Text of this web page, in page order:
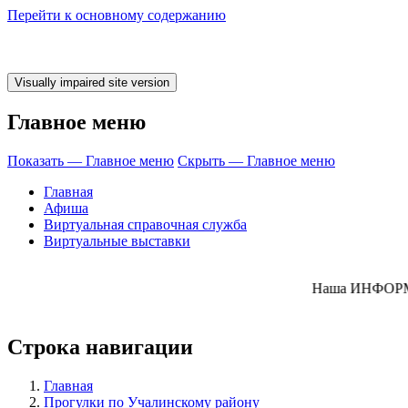
Перейти к основному содержанию
Главное меню
Показать — Главное меню Скрыть — Главное меню
Главная
Афиша
Виртуальная справочная служба
Виртуальные выставки
Наша
Строка навигации
Главная
Прогулки по Учалинскому району